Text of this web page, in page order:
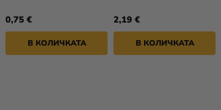
0,75 €
В КОЛИЧКАТА
2,19 €
В КОЛИЧКАТА